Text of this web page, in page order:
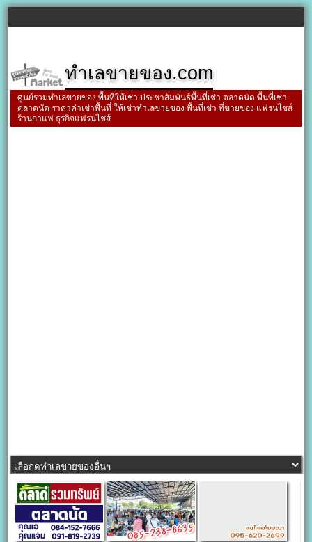
ทำเลขายของ.com
ศูนย์รวมทำเลขายของ พื้นที่ให้เช่า ประชาสัมพันธ์พื้นที่เช่า ตลาดนัด พื้นที่เช่า
ตลาดนัด ราคาค่าเช่าพื้นที่ ให้เช่าทำเลขายของ พื้นที่เช่า ที่ขายของ แฟรนไชส์
ร้านกาแฟ ธุรกิจแฟรนไชส์